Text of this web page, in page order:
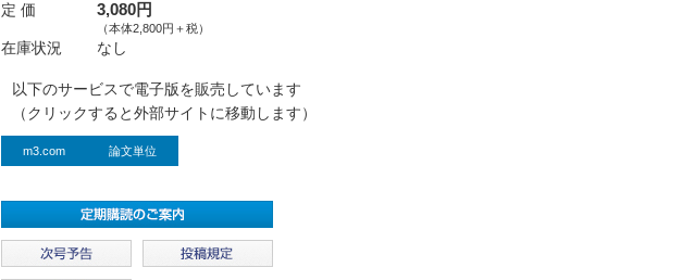
定 価
3,080円
（本体2,800円＋税）
在庫状況 なし
以下のサービスで電子版を販売しています
（クリックすると外部サイトに移動します）
m3.com 論文単位